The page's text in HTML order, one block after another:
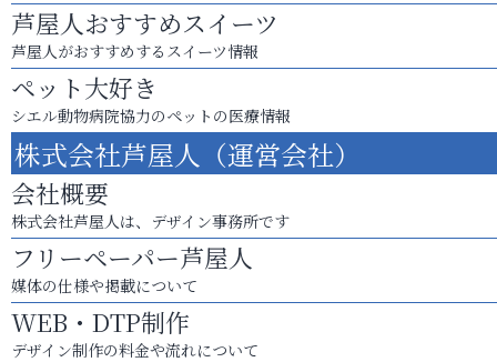
芦屋人おすすめスイーツ
芦屋人がおすすめするスイーツ情報
ペット大好き
シエル動物病院協力のペットの医療情報
株式会社芦屋人（運営会社）
会社概要
株式会社芦屋人は、デザイン事務所です
フリーペーパー芦屋人
媒体の仕様や掲載について
WEB・DTP制作
デザイン制作の料金や流れについて